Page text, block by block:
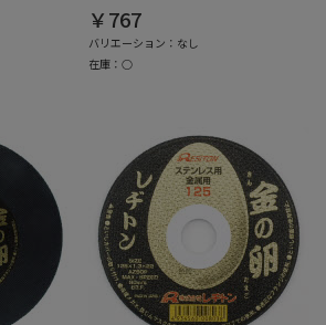
￥767
バリエーション：なし
在庫：○